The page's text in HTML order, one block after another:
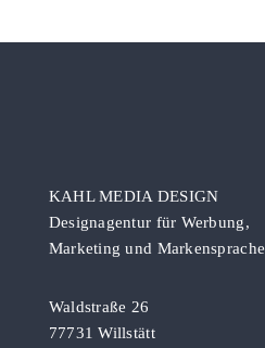
KAHL MEDIA DESIGN
Designagentur für Werbung,
Marketing und Markensprache
Waldstraße 26
77731 Willstätt